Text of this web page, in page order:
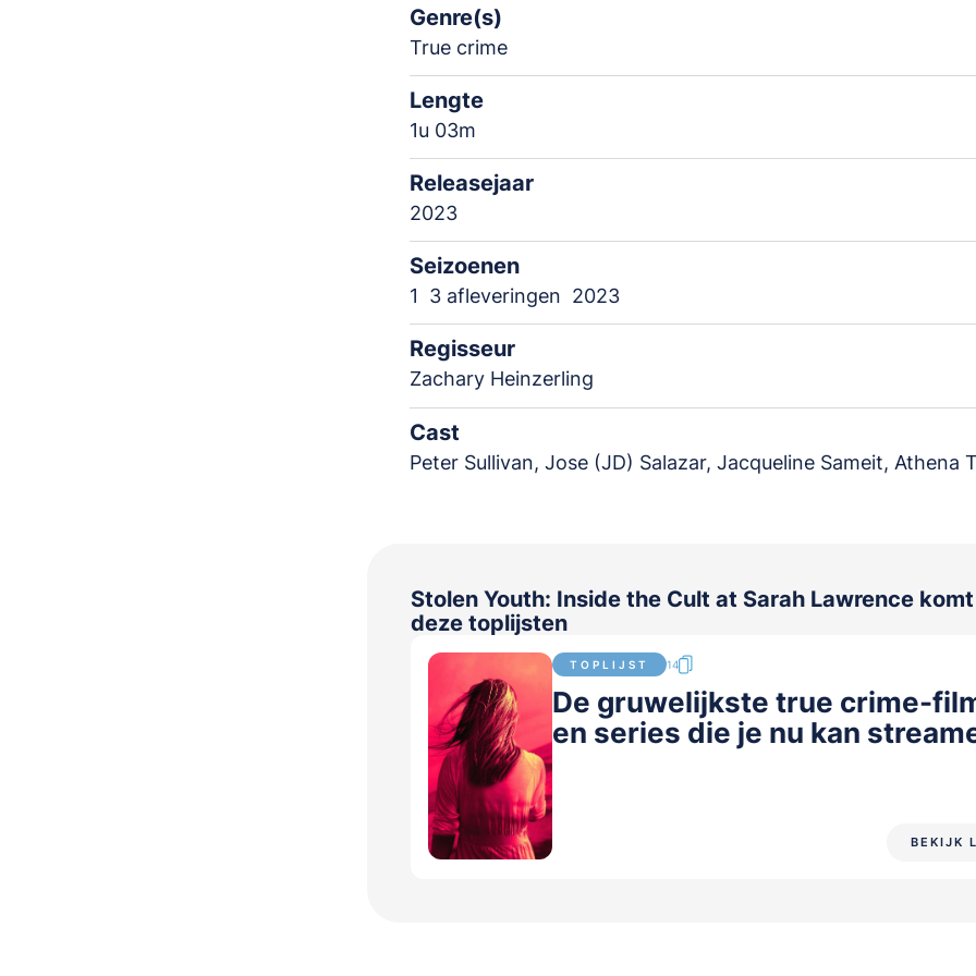
Genre(s)
True crime
Lengte
1u 03m
Releasejaar
2023
Seizoenen
1 3 afleveringen 2023
Regisseur
Zachary Heinzerling
Cast
Peter Sullivan, Jose (JD) Salazar, Jacqueline Sameit, Athena
Stolen Youth: Inside the Cult at Sarah Lawrence
deze toplijsten
TOPLIJST 14
De gruwelijkste true crime-
en series die je nu kan
BEKIJK